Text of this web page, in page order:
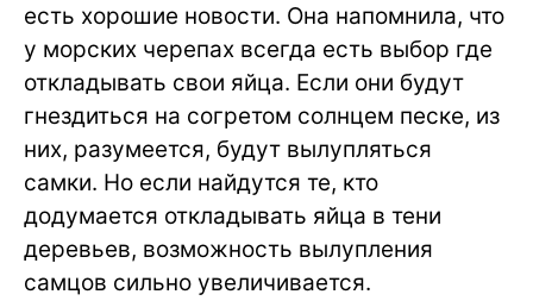
есть хорошие новости. Она напомнила, что
у морских черепах всегда есть выбор где
откладывать свои яйца. Если они будут
гнездиться на согретом солнцем песке, из
них, разумеется, будут вылупляться
самки. Но если найдутся те, кто
додумается откладывать яйца в тени
деревьев, возможность вылупления
самцов сильно увеличивается.